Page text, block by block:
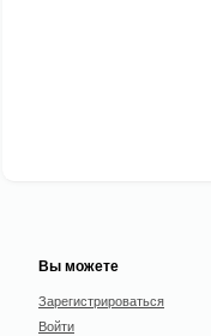
Вы можете
Зарегистрироваться
Войти